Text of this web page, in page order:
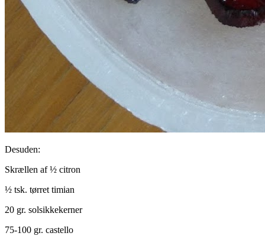
Desuden:
Skrællen af ½ citron
½ tsk. tørret timian
20 gr. solsikkekerner
75-100 gr. castello